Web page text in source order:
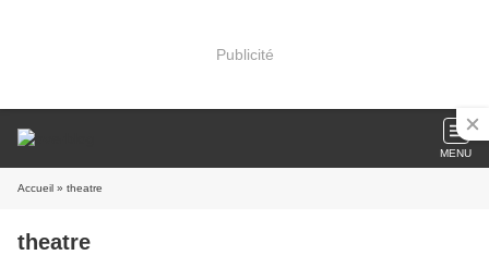
Publicité
MENU
Accueil » theatre
theatre